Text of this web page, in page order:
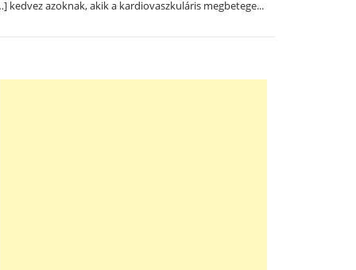
kedvez azoknak, akik a kardiovaszkuláris megbetege...